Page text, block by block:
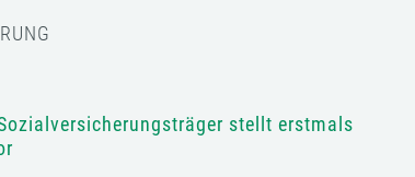
stellt erstmals